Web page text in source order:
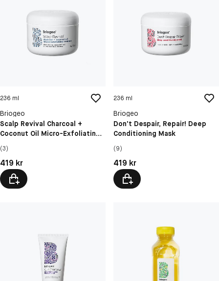
236 ml
Briogeo
Scalp Revival Charcoal +
Coconut Oil Micro-Exfoliating
(3)
Pris: 419 kr
419 kr
236 ml
Briogeo
Don't Despair, Repair! Deep
Conditioning Mask
(9)
Pris: 419 kr
419 kr